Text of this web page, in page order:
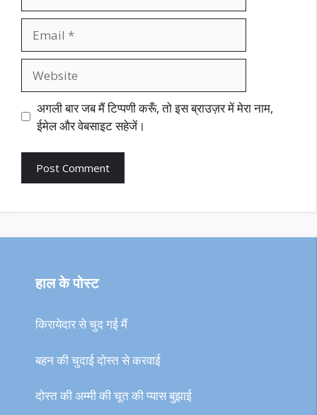
अगली बार जब मैं टिप्पणी करूँ, तो इस ब्राउज़र में मेरा नाम,
ईमेल और वेबसाइट सहेजें।
हाल के पोस्ट
किरायेदार से चुद गई मैं
बहन की चुदाई दोस्त से करवाई
दोस्त की अम्मी की चूत की प्यास बुझाई